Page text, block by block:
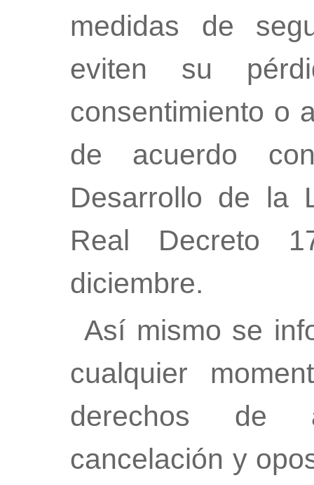
medidas de
eviten su
consentimiento o
de acuerdo
Desarrollo de la
Real Decreto
diciembre.
Así mismo se
cualquier
derechos de
cancelación y